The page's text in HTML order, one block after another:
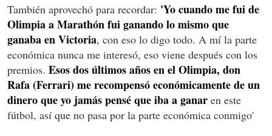
También aprovechó para recordar: 'Yo cuando me fui de
Olimpia a Marathón fui ganando lo mismo que
ganaba en Victoria, con eso lo digo todo. A mí la parte
económica nunca me interesó, eso viene después con los
premios. Esos dos últimos años en el Olimpia, don
Rafa (Ferrari) me recompensó económicamente de un
dinero que yo jamás pensé que iba a ganar en este
fútbol, así que no pasa por la parte económica conmigo'